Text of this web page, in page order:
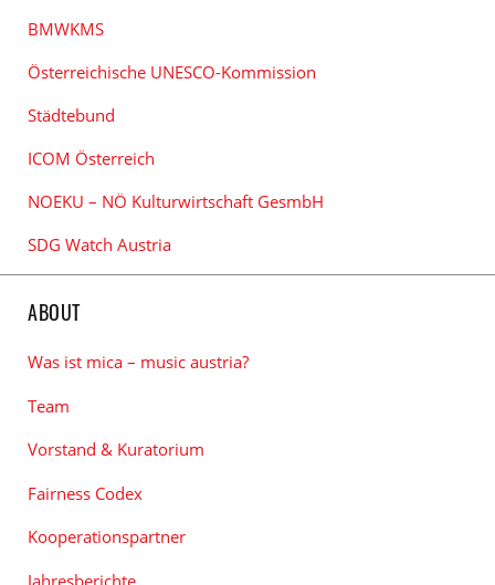
BMWKMS
Österreichische UNESCO-Kommission
Städtebund
ICOM Österreich
NOEKU – NÖ Kulturwirtschaft GesmbH
SDG Watch Austria
ABOUT
Was ist mica – music austria?
Team
Vorstand & Kuratorium
Fairness Codex
Kooperationspartner
Jahresberichte